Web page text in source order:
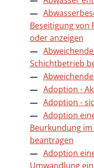
Beseitigung von
oder anzeigen
Schichtbetrieb
Adoption -
Adoption -
Adoption
Beurkundung
beantragen
Adoption
Umwandlung